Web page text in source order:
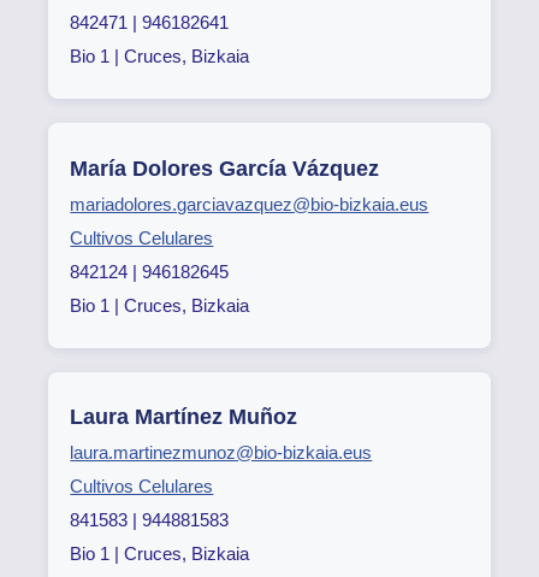
842471 | 946182641
Bio 1 | Cruces, Bizkaia
María Dolores García Vázquez
mariadolores.garciavazquez@bio-bizkaia.eus
Cultivos Celulares
842124 | 946182645
Bio 1 | Cruces, Bizkaia
Laura Martínez Muñoz
laura.martinezmunoz@bio-bizkaia.eus
Cultivos Celulares
841583 | 944881583
Bio 1 | Cruces, Bizkaia